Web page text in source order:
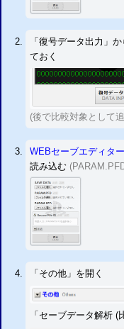
「復号データ出力」
ておく
(後で比較対象として
WEBセーブエディター
読み込む
「その他」を開く
「セーブデータ解析 (